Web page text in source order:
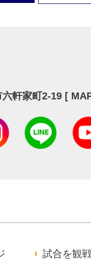
軒家町2-19 [
試合を観